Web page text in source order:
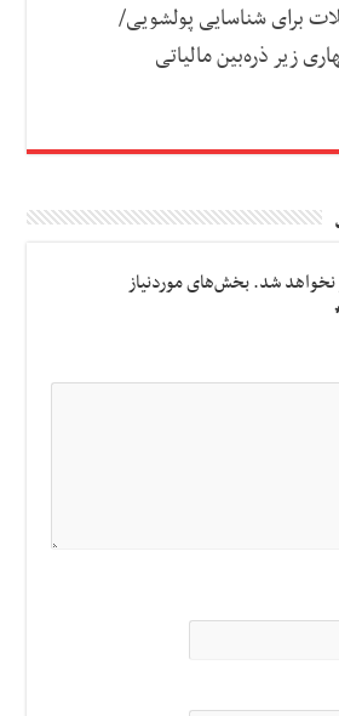
برای شناسایی پولشویی/
زیر ذره‌بین مالیاتی
نخواهد شد.بخش‌های موردنیاز